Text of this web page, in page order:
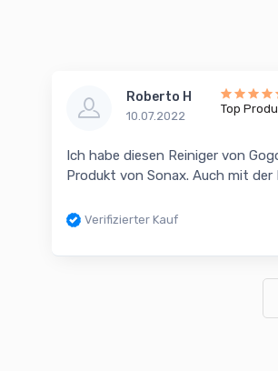
Roberto H
10.07.2022
Top
Ich habe diesen Reiniger von
Produkt von Sonax. Auch mit der
Verifizierter Kauf